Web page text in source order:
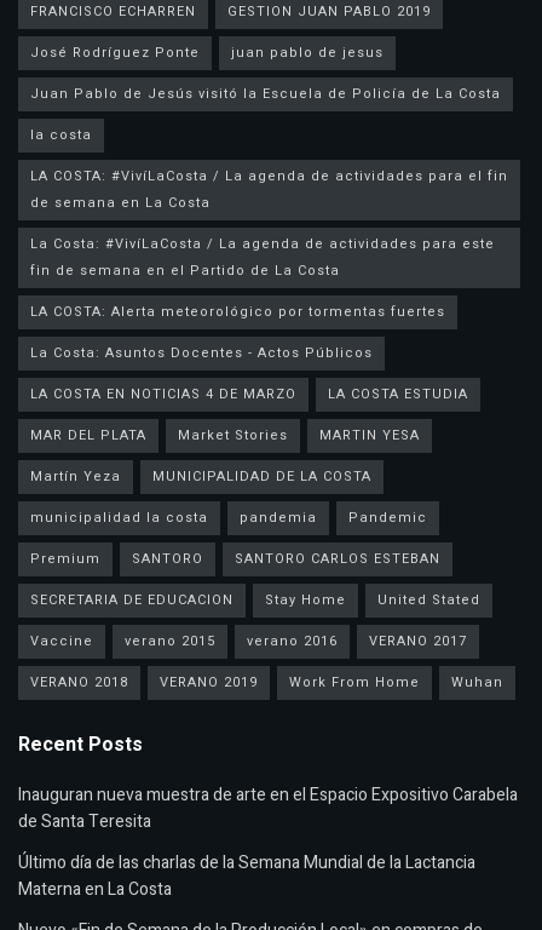
FRANCISCO ECHARREN
GESTION JUAN PABLO 2019
José Rodríguez Ponte
juan pablo de jesus
la costa
LA COSTA: #VivíLaCosta / La agenda de actividades para el fin
de semana en La Costa
La Costa: #VivíLaCosta / La agenda de actividades para este
fin de semana en el Partido de La Costa
LA COSTA: Alerta meteorológico por tormentas fuertes
La Costa: Asuntos Docentes - Actos Públicos
LA COSTA EN NOTICIAS 4 DE MARZO
LA COSTA ESTUDIA
MAR DEL PLATA
Market Stories
MARTIN YESA
Martín Yeza
MUNICIPALIDAD DE LA COSTA
municipalidad la costa
pandemia
Pandemic
Premium
SANTORO
SANTORO CARLOS ESTEBAN
SECRETARIA DE EDUCACION
Stay Home
United Stated
Vaccine
verano 2015 verano 2016
VERANO 2017
VERANO 2018
VERANO 2019 Work From Home Wuhan
Recent Posts
Inauguran nueva muestra de arte en el Espacio Expositivo Carabela
de Santa Teresita
Último día de las charlas de la Semana Mundial de la Lactancia
Materna en La Costa